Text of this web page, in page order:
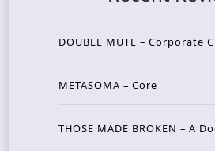
DOUBLE MUTE – Corporate
METASOMA – Core
THOSE MADE BROKEN – A